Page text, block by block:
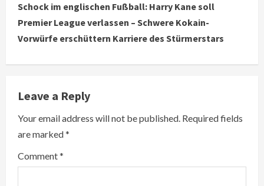
t
i
n
u
e
R
e
Schock im englischen Fußball: Harry Kane soll
Premier League verlassen – Schwere Kokain-
Vorwürfe erschüttern Karriere des Stürmerstars
Leave a Reply
Your email address will not be published. Required fields
are marked*
Comment*